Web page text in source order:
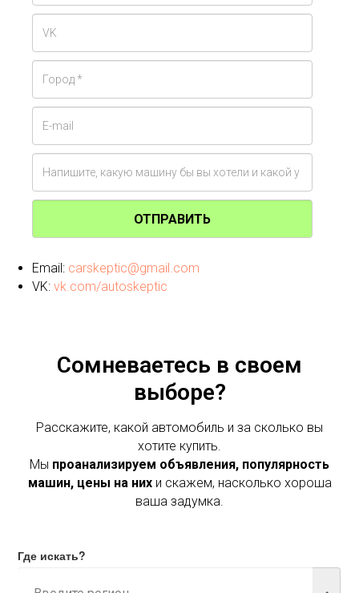
ОТПРАВИТЬ
Email: carskeptic@gmail.com
VK: vk.com/autoskeptic
Сомневаетесь в своем
выборе?
Расскажите, какой автомобиль и за сколько вы
хотите купить.
Мы проанализируем объявления, популярность
машин, цены на нихи скажем, насколько хороша
ваша задумка.
Где искать?